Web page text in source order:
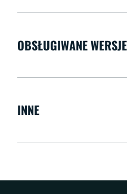
OBSŁUGIWANE WERSJE
INNE